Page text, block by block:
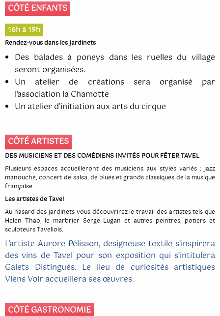
CÔTÉ ENFANTS
16h à 19h
Rendez-vous dans les Jardinets
Des balades à poneys dans les ruelles du village
seront organisées.
Un atelier de créations sera organisé par
l’association la Chamotte
Un atelier d’initiation aux arts du cirque
CÔTÉ ARTISTES
DES MUSICIENS ET DES COMÉDIENS INVITÉS POUR FÊTER TAVEL
Plusieurs espaces accueilleront des musiciens aux styles variés : jazz
manouche, concert de salsa, de blues et grands classiques de la musique
française.
Les artistes de Tavel
Au hasard des jardinets vous découvrirez le travail des artistes tels que
Helen Thao, le marbrier Serge Lugan et autres peintres, potiers et
sculpteurs Tavellois.
L’artiste Aurore Pélisson, designeuse textile s’inspirera
des vins de Tavel pour son exposition qui s’intitulera
Galets Distingués. Le lieu de curiosités artistiques
Viens Voir accueillera ses œuvres.
CÔTÉ GASTRONOMIE